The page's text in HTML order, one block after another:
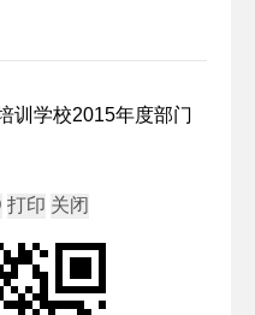
训学校2015年度部门